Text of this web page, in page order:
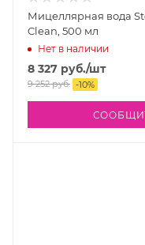
Мицеллярная вода
Clean, 500 мл
Нет в наличии
8 327 руб./шт
9 252руб. -10%